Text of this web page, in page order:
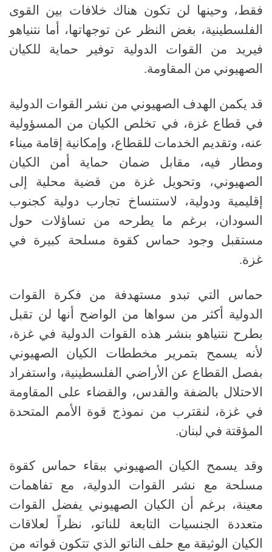
فقط، وحينها لن تكون هناك خلافات بين القوى
الفلسطينية، بغض النظر عن توجهاتها، أما نتنياهو
فيريد من القوات الدولية توفير حماية للكيان
الصهيوني من المقاومة.
قد يكمن الهدف الصهيوني من نشر القوات الدولية
في قطاع غزة، في تخلص الكيان من المسؤولية
عنه، وتقديم الخدمات للقطاع، وإمكانية إقامة ميناء
ومطار فيه، مقابل ضمان حماية أمن الكيان
الصهيوني، وتحويل غزة من قضية محلية إلى
إقليمية ودولية، لاستنساخ تجارب دولية كجنوب
السودان، برغم ما يطرحه من تساؤلات حول
مستقبل وجود حماس كقوة مسلحة كبيرة في
غزة.
حماس التي تبدو مستهدفة من فكرة القوات
الدولية أكثر من سواها من الواضح أنها لن تقبل
بطرح نتنياهو بنشر هذه القوات الدولية في غزة،
لأنه يسمح بتمرير مخططات الكيان الصهيوني
بفصل القطاع عن الأراضي الفلسطينية، واستفراد
الاحتلال بالضفة والقدس، والقضاء على المقاومة
في غزة، لنقترب من نموذج قوة الأمم المتحدة
المؤقتة في لبنان.
وقد يسمح الكيان الصهيوني ببقاء حماس كقوة
مسلحة مع نشر القوات الدولية، مع تفاهمات
معينة، برغم أن الكيان الصهيوني يفضل القوات
متعددة الجنسيات التابعة للناتو، نظراً لعلاقات
الكيان الوثيقة مع حلف الناتو الذي تتكون قواته من